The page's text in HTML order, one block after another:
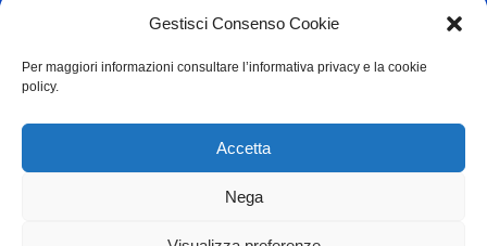
Gestisci Consenso Cookie
Per maggiori informazioni consultare l’informativa privacy e la cookie
policy.
Accetta
Nega
INFO
News
Link Utili